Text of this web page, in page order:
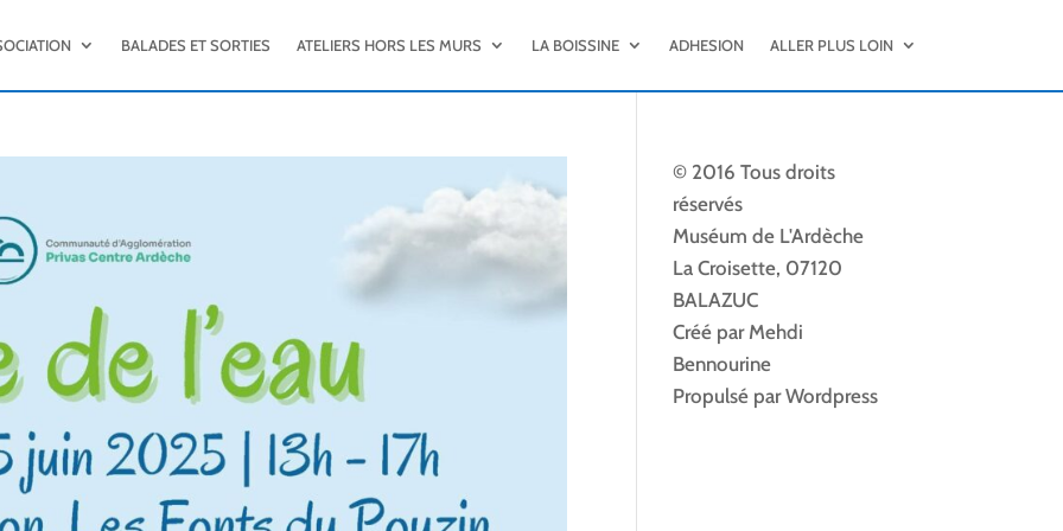
BALADES ET SORTIES ATELIERS HORS LES MURS LA BOISSINE ADHESION ALLER PLUS LOIN
© 2016 Tous droits
réservés
Muséum de L'Ardèche
La Croisette, 07120
BALAZUC
Créé par Mehdi
Bennourine
Propulsé par Wordpress